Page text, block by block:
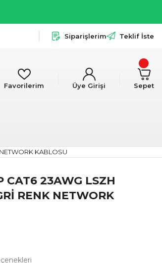
Siparişlerim Teklif İste
Favorilerim Üye Girişi Sepet
KABLOSU
CAT6 23AWG LSZH
RENK NETWORK